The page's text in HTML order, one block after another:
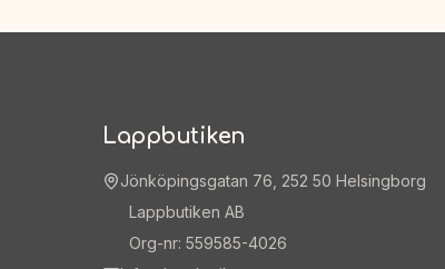
Lappbutiken
Jönköpingsgatan 76, 252 50 Helsingborg
Lappbutiken AB
Org-nr: 559585-4026